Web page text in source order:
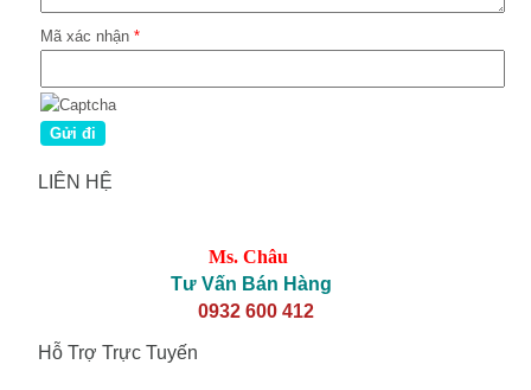
Mã xác nhận *
LIÊN HỆ
Ms. Châu
Tư Vấn Bán Hàng
0932 600 412
Hỗ Trợ Trực Tuyến